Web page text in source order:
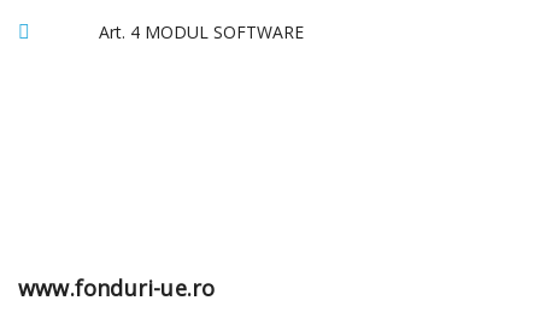
Art. 4 MODUL SOFTWARE
www.fonduri-ue.ro